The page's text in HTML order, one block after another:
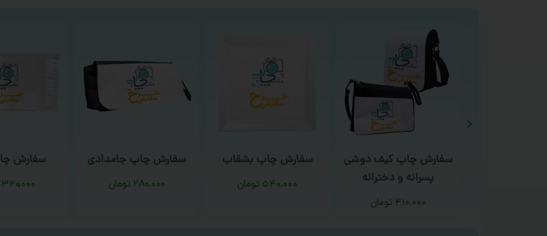
سفارش چاپ کیف دوشی
پسرانه و دخترانه
۴۱۰,۰۰۰ تومان
سفارش چاپ بشقاب
۵۴۰,۰۰۰ تومان
سفارش چاپ جامدادی
۲۸۰,۰۰۰ تومان
سفارش
۳۶۰,۰۰۰